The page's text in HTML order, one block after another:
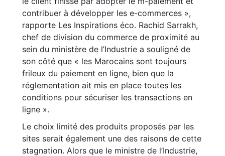
contribuer à développer les e-commerces »,
rapporte Les Inspirations éco. Rachid Sarrakh,
chef de division du commerce de proximité au
sein du ministère de l’Industrie a souligné de
son côté que « les Marocains sont toujours
frileux du paiement en ligne, bien que la
réglementation ait mis en place toutes les
conditions pour sécuriser les transactions en
ligne ».
Le choix limité des produits proposés par les
sites serait également une des raisons de cette
stagnation. Alors que le ministre de l’Industrie,